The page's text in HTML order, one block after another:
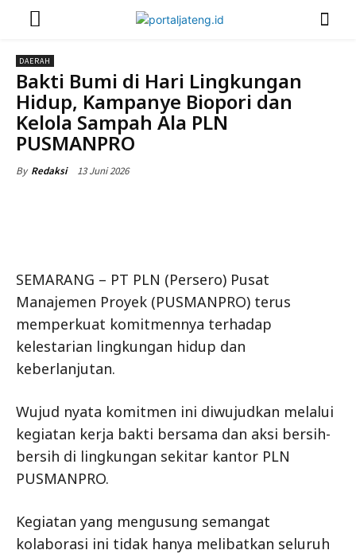
DAERAH
Bakti Bumi di Hari Lingkungan
Hidup, Kampanye Biopori dan
Kelola Sampah Ala PLN
PUSMANPRO
By Redaksi 13 Juni 2026
SEMARANG – PT PLN (Persero) Pusat
Manajemen Proyek (PUSMANPRO) terus
memperkuat komitmennya terhadap
kelestarian lingkungan hidup dan
keberlanjutan.
Wujud nyata komitmen ini diwujudkan melalui
kegiatan kerja bakti bersama dan aksi bersih-
bersih di lingkungan sekitar kantor PLN
PUSMANPRO.
Kegiatan yang mengusung semangat
kolaborasi ini tidak hanya melibatkan seluruh